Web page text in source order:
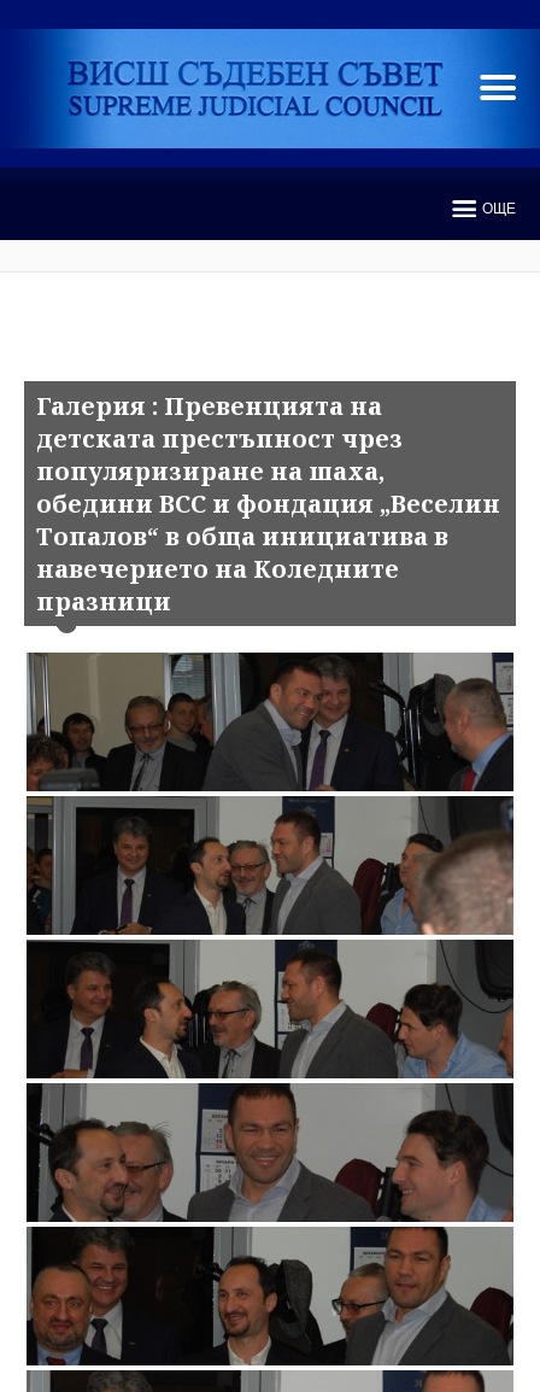
ОЩЕ
Галерия : Превенцията на
детската престъпност чрез
популяризиране на шаха,
обедини ВСС и фондация „Веселин
Топалов“ в обща инициатива в
навечерието на Коледните
празници